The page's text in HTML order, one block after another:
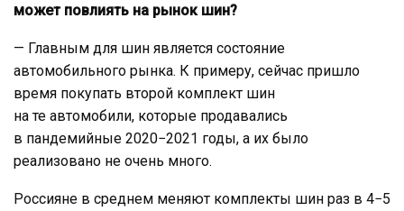
может повлиять на рынок шин?
— Главным для шин является состояние
автомобильного рынка. К примеру, сейчас пришло
время покупать второй комплект шин
на те автомобили, которые продавались
в пандемийные 2020−2021 годы, а их было
реализовано не очень много.
Россияне в среднем меняют комплекты шин раз в 4−5